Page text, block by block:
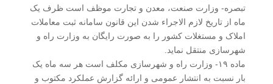
تبصره- وزارت صنعت، معدن و تجارت موظف است ظرف یک
ماه از تاریخ لازم الاجراء شدن این قانون سامانه ثبت معاملات
املاک و مستغلات کشور را به صورت رایگان به وزارت راه و
شهرسازی منتقل نماید.
ماده ۱۹- وزارت راه و شهرسازی مکلف است هر سه ماه یک
بار نسبت به انتشار عمومی و ارائه گزارش عملکرد مکتوب و